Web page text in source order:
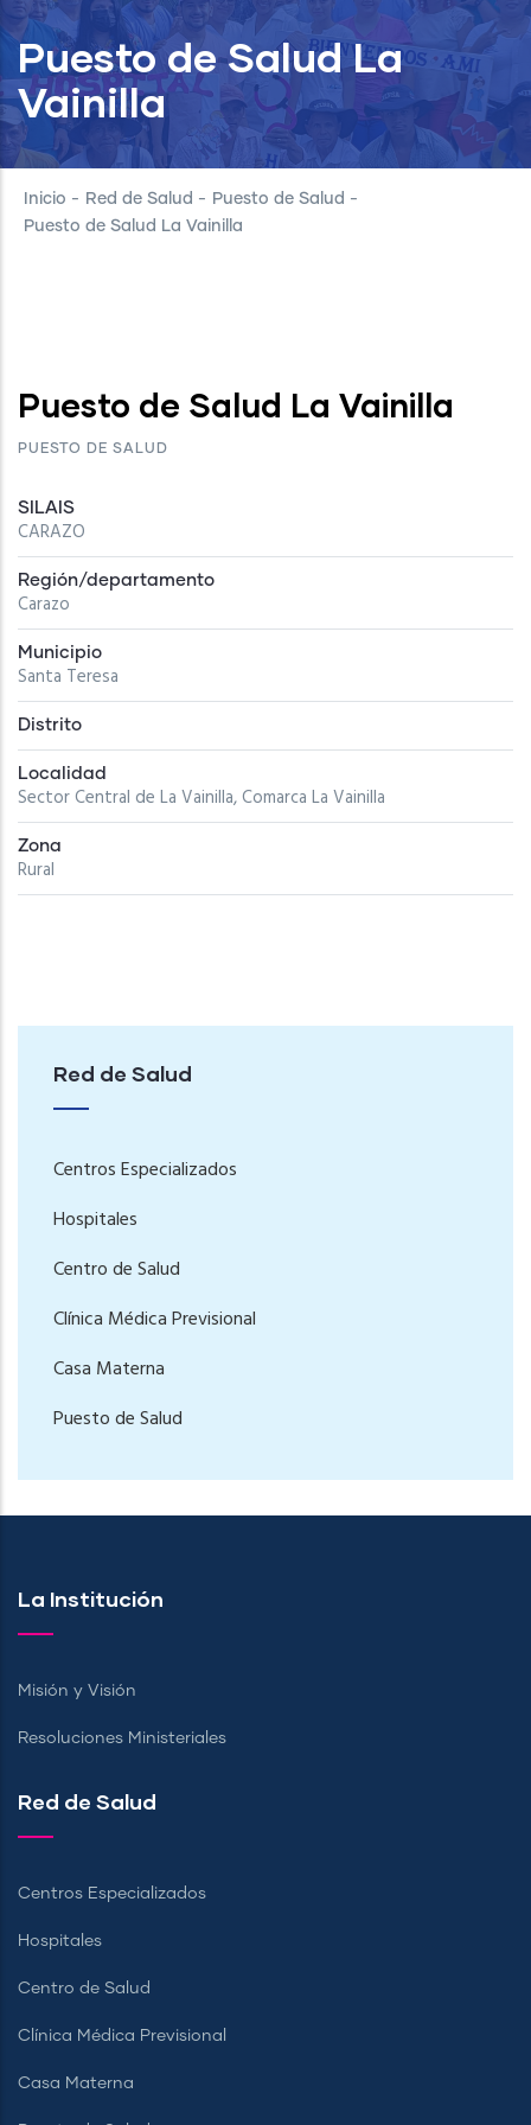
Puesto de Salud La
Vainilla
Inicio - Red de Salud - Puesto de Salud -
Puesto de Salud La Vainilla
Puesto de Salud La Vainilla
PUESTO DE SALUD
SILAIS
CARAZO
Región/departamento
Carazo
Municipio
Santa Teresa
Distrito
Localidad
Sector Central de La Vainilla, Comarca La Vainilla
Zona
Rural
Red de Salud
Centros Especializados
Hospitales
Centro de Salud
Clínica Médica Previsional
Casa Materna
Puesto de Salud
La Institución
Misión y Visión
Resoluciones Ministeriales
Red de Salud
Centros Especializados
Hospitales
Centro de Salud
Clínica Médica Previsional
Casa Materna